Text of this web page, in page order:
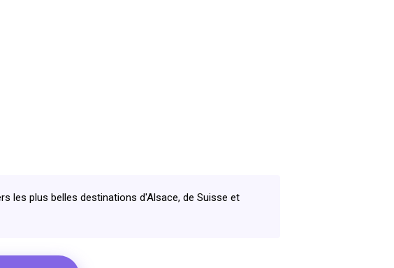
les plus belles destinations d'Alsace, de Suisse et